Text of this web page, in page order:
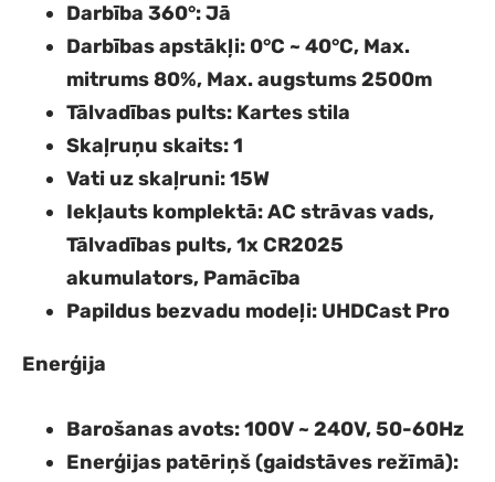
Darbība 360°: Jā
Darbības apstākļi: 0°C ~ 40°C, Max.
mitrums 80%, Max. augstums 2500m
Tālvadības pults: Kartes stila
Skaļruņu skaits: 1
Vati uz skaļruni: 15W
Iekļauts komplektā: AC strāvas vads,
Tālvadības pults, 1x CR2025
akumulators, Pamācība
Papildus bezvadu modeļi: UHDCast Pro
Enerģija
Barošanas avots: 100V ~ 240V, 50-60Hz
Enerģijas patēriņš (gaidstāves režīmā):